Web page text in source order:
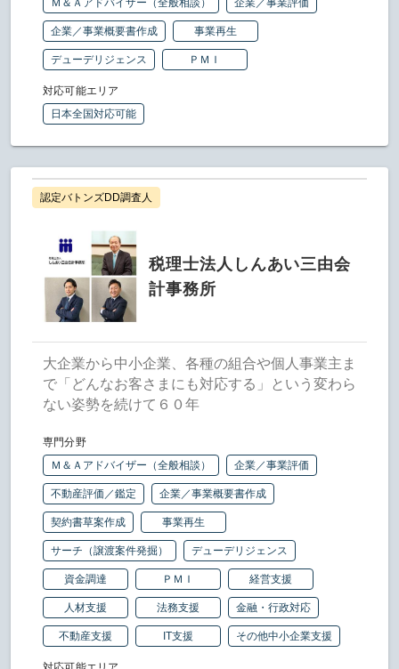
企業／事業概要書作成 事業再生
デューデリジェンス ＰＭＩ
対応可能エリア
日本全国対応可能
認定バトンズDD調査人
税理士法人しんあい三由会
計事務所
大企業から中小企業、各種の組合や個人事業主ま
で「どんなお客さまにも対応する」という変わら
ない姿勢を続けて６０年
専門分野
Ｍ＆Ａアドバイザー（全般相談）
企業／事業評価
不動産評価／鑑定 企業／事業概要書作成
契約書草案作成 事業再生
サーチ（譲渡案件発掘） デューデリジェンス
資金調達 ＰＭＩ 経営支援
人材支援 法務支援 金融・行政対応
不動産支援 IT支援 その他中小企業支援